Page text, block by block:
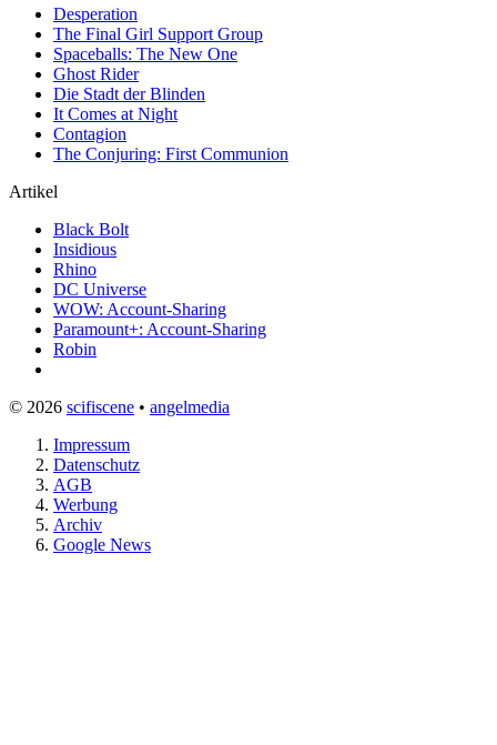
Desperation
The Final Girl Support Group
Spaceballs: The New One
Ghost Rider
Die Stadt der Blinden
It Comes at Night
Contagion
The Conjuring: First Communion
Artikel
Black Bolt
Insidious
Rhino
DC Universe
WOW: Account-Sharing
Paramount+: Account-Sharing
Robin
© 2026 scifiscene • angelmedia
Impressum
Datenschutz
AGB
Werbung
Archiv
Google News